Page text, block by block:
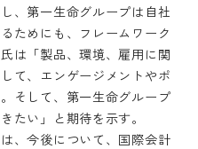
、第一生命グループは自社
ためにも、フレームワーク
は「製品、環境、雇用に関
て、エンゲージメントやポ
そして、第一生命グループ
たい」と期待を示す。
、今後について、国際会計